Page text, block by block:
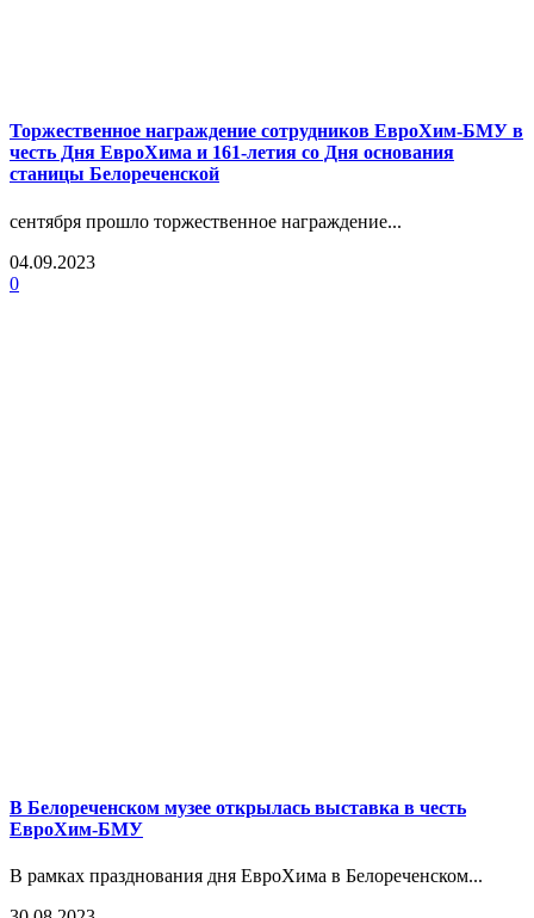
Торжественное награждение сотрудников ЕвроХим-БМУ в
честь Дня ЕвроХима и 161-летия со Дня основания
станицы Белореченской
сентября прошло торжественное награждение...
04.09.2023
0
В Белореченском музее открылась выставка в честь
ЕвроХим-БМУ
В рамках празднования дня ЕвроХима в Белореченском...